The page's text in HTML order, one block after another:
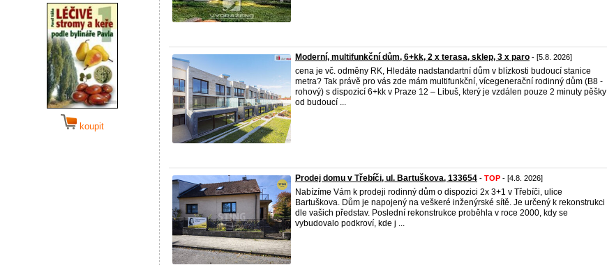
koupit
Moderní, multifunkční dům, 6+kk, 2 x terasa, sklep, 3 x paro - [5.8. 2026]
cena je vč. odměny RK, Hledáte nadstandartní dům v blízkosti budoucí stanice
metra? Tak právě pro vás zde mám multifunkční, vícegenerační rodinný dům (B8 -
rohový) s dispozicí 6+kk v Praze 12 – Libuš, který je vzdálen pouze 2 minuty pěšky
od budoucí ...
Prodej domu v Třebíči, ul. Bartuškova, 133654 - TOP - [4.8. 2026]
Nabízíme Vám k prodeji rodinný dům o dispozici 2x 3+1 v Třebíči, ulice
Bartuškova. Dům je napojený na veškeré inženýrské sítě. Je určený k rekonstrukci
dle vašich představ. Poslední rekonstrukce proběhla v roce 2000, kdy se
vybudovalo podkroví, kde j ...